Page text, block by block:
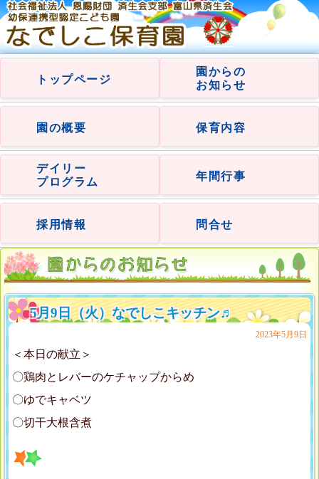
トップページ
園からの
お知らせ
園の概要 保育内容
デイリー
プログラム
年間行事
採用情報 問合せ
5月9日（火）なでしこキッチン♬
2023年5月9日
＜本日の献立＞
〇鶏肉とレバーのケチャップからめ
〇ゆでキャベツ
〇切干大根含煮